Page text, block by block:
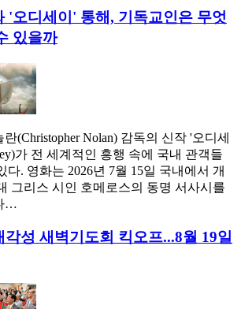
'오디세이' 통해, 기독교인은 무엇
있을까
(Christopher Nolan) 감독의 신작 '오디세
가 전 세계적인 흥행 속에 국내 관객들
다. 영화는 2026년 7월 15일 국내에서 개
그리스 시인 호메로스의 동명 서사시를
…
각성 새벽기도회 킥오프...8월 19일